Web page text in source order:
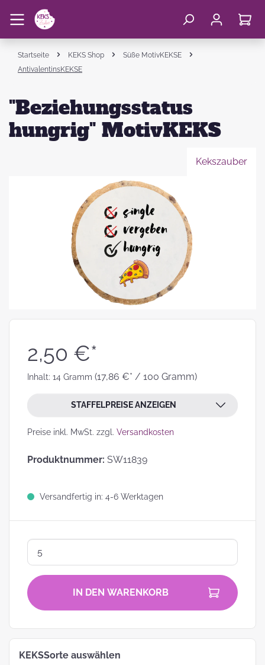
Startseite KEKS Shop
Süße MotivKEKSE
AntivalentinsKEKSE
"Beziehungsstatus
hungrig" MotivKEKS
Kekszauber
2,50 €*
Inhalt: 14 Gramm (17,86 €* / 100 Gramm)
STAFFELPREISE ANZEIGEN
Preise inkl. MwSt. zzgl. Versandkosten
Produktnummer: SW11839
Versandfertig in: 4-6 Werktagen
IN DEN WARENKORB
KEKSSorte auswählen